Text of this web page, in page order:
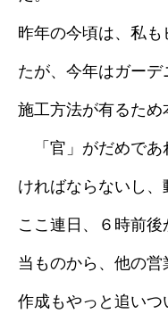
昨年の今頃は、私
たが、今年はガー
施工方法が有るため
「官」がだめであ
ければならないし、
ここ連日、６時前
当ものから、他の
作成もやっと追いつ